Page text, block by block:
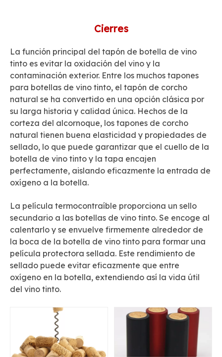
Cierres
La función principal del tapón de botella de vino
tinto es evitar la oxidación del vino y la
contaminación exterior. Entre los muchos tapones
para botellas de vino tinto, el tapón de corcho
natural se ha convertido en una opción clásica por
su larga historia y calidad única. Hechos de la
corteza del alcornoque, los tapones de corcho
natural tienen buena elasticidad y propiedades de
sellado, lo que puede garantizar que el cuello de la
botella de vino tinto y la tapa encajen
perfectamente, aislando eficazmente la entrada de
oxígeno a la botella.
La película termocontraíble proporciona un sello
secundario a las botellas de vino tinto. Se encoge al
calentarlo y se envuelve firmemente alrededor de
la boca de la botella de vino tinto para formar una
película protectora sellada. Este rendimiento de
sellado puede evitar eficazmente que entre
oxígeno en la botella, extendiendo así la vida útil
del vino tinto.